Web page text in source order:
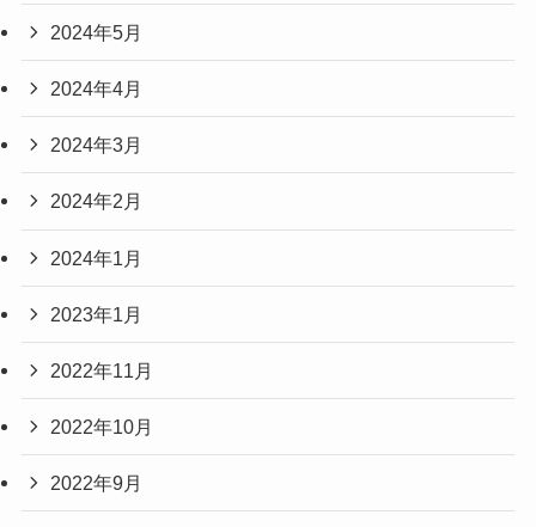
2024年5月
2024年4月
2024年3月
2024年2月
2024年1月
2023年1月
2022年11月
2022年10月
2022年9月